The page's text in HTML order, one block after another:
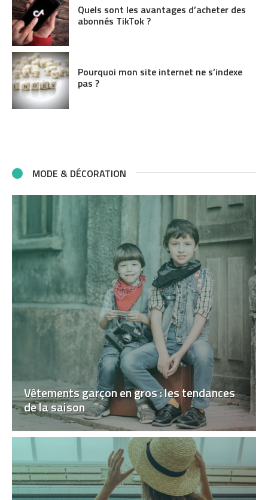
Quels sont les avantages d’acheter des
abonnés TikTok ?
Pourquoi mon site internet ne s’indexe
pas ?
MODE & DÉCORATION
Vêtements garçon en gros : les tendances
de la saison